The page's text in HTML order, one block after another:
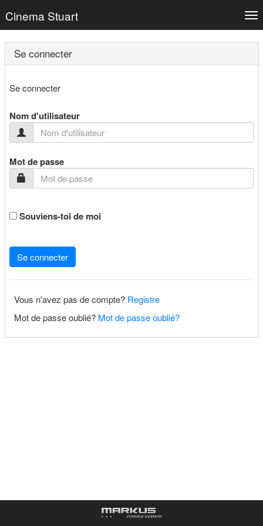
Cinema Stuart
Se connecter
Se connecter
Nom d'utilisateur
Mot de passe
Souviens-toi de moi
Se connecter
Vous n'avez pas de compte? Registre
Mot de passe oublié? Mot de passe oublié?